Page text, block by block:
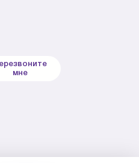
мне